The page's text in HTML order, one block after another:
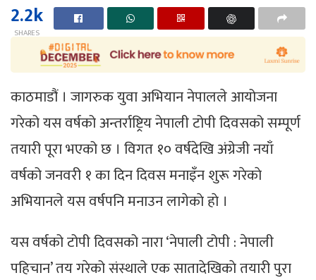
2.2k
SHARES
काठमाडौं । जागरुक युवा अभियान नेपालले आयोजना
गरेको यस वर्षको अन्तर्राष्ट्रिय नेपाली टोपी दिवसको सम्पूर्ण
तयारी पूरा भएको छ । विगत १० वर्षदेखि अंग्रेजी नयाँ
वर्षको जनवरी १ का दिन दिवस मनाइँन शुरू गरेकाे
अभियानले यस वर्षपनि मनाउन लागेकाे हाे ।
यस वर्षको टोपी दिवसको नारा ‘नेपाली टोपी : नेपाली
पहिचान’ तय गरेको संस्थाले एक सातादेखिकाे तयारी पुरा